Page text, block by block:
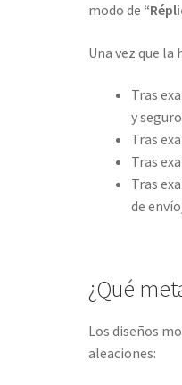
modo de
Una vez que
Tras
y
Tras
Tras
Tras
de
¿Qué
Los diseños
aleaciones: